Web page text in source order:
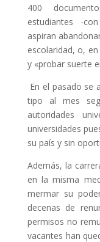
400
estudiantes -
aspiran
escolaridad, o,
y «probar suerte
En el pasado se
tipo al mes
autoridades
universidades
su país y sin
Además, la
en la misma
mermar su
decenas de
permisos no
vacantes han